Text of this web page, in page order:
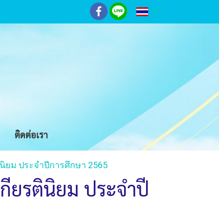
TH
ติดต่อเรา
ม ประจำปีการศึกษา 2565
ยรตินิยม ประจำปี